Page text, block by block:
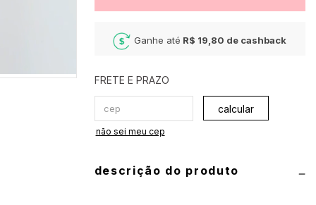
Ganhe até R$ 19,80 de cashback
calcular
não sei meu cep
descrição do produto